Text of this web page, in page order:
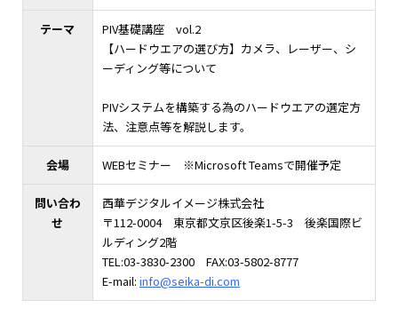
テーマ
PIV基礎講座 vol.2
【ハードウエアの選び方】カメラ、レーザー、シ
ーディング等について
PIVシステムを構築する為のハードウエアの選定方
法、注意点等を解説します。
会場 WEBセミナー ※Microsoft Teamsで開催予定
問い合わ
せ
西華デジタルイメージ株式会社
〒112-0004 東京都文京区後楽1-5-3 後楽国際ビ
ルディング2階
TEL:03-3830-2300 FAX:03-5802-8777
E-mail: info@seika-di.com